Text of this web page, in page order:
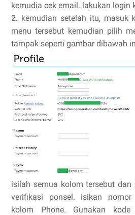
kemudia cek email. lakukan login
2. kemudian setelah itu, masuk
menu tersebut kemudian pilih
tampak seperti gambar dibawah
isilah semua kolom tersebut
verifikasi ponsel. isikan
kolom Phone. Gunakan